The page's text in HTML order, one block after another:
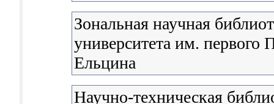
Зональная научная
университета им. первого
Ельцина
Научно-техническая